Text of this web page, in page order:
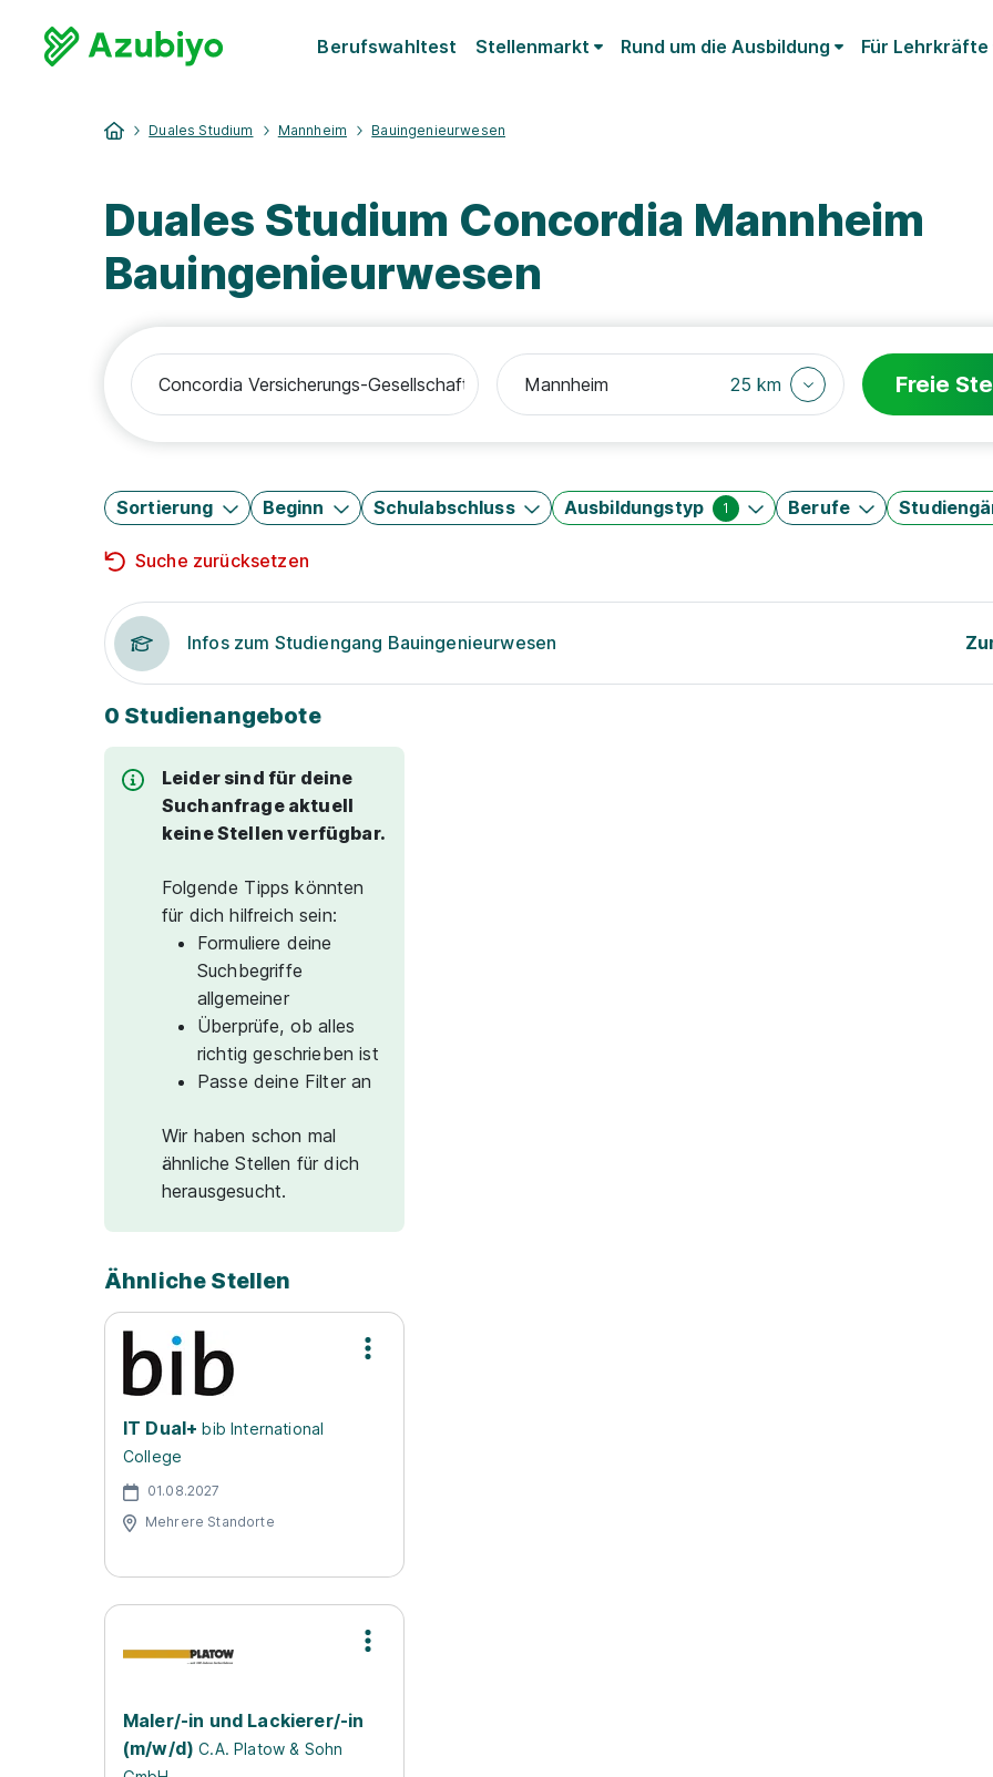
Berufswahltest Stellenmarkt Rund um die Ausbildung Für Lehrkräfte
Duales Studium Mannheim Bauingenieurwesen
Duales Studium Concordia Mannheim
Bauingenieurwesen
25 km Freie
Sortierung Beginn Schulabschluss Ausbildungstyp 1 Berufe
Suche zurücksetzen
Infos zum Studiengang Bauingenieurwesen
0 Studienangebote
Leider sind für deine
Suchanfrage aktuell
keine Stellen verfügbar.
Folgende Tipps könnten
für dich hilfreich sein:
Formuliere deine
Suchbegriffe
allgemeiner
Überprüfe, ob alles
richtig geschrieben ist
Passe deine Filter an
Wir haben schon mal
ähnliche Stellen für dich
herausgesucht.
Ähnliche Stellen
IT Dual+ bib International
College
01.08.2027
Mehrere Standorte
Maler/-in und Lackierer/-in
(m/w/d) C.A. Platow & Sohn